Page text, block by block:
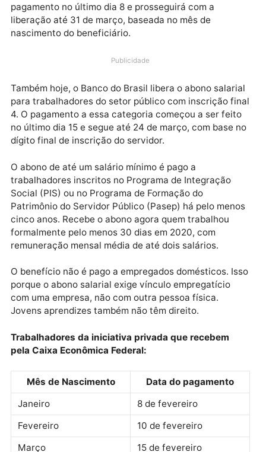
Os trabalhadores da iniciativa privada nascidos em
maio recebem hoje (23) o abono salarial ano-base
2020. O benefício para nascidos nesse mês é pago
pagamento no último dia 8 e prosseguirá com a
nascimento do beneficiário.
Publicidade
para trabalhadores do setor público com inscrição
4. O pagamento a essa categoria começou a ser
no último dia 15 e segue até 24 de março, com base
dígito final de inscrição do servidor.
O abono de até um salário mínimo é pago a
trabalhadores inscritos no Programa de Integração
Social (PIS) ou no Programa de Formação do
Patrimônio do Servidor Público (Pasep) há pelo
cinco anos. Recebe o abono agora quem trabalhou
formalmente pelo menos 30 dias em 2020, com
O benefício não é pago a empregados domésticos.
porque o abono salarial exige vínculo empregatício
com uma empresa, não com outra pessoa física.
Jovens aprendizes também não têm direito.
Trabalhadores da iniciativa privada que recebem
pela Caixa Econômica Federal: